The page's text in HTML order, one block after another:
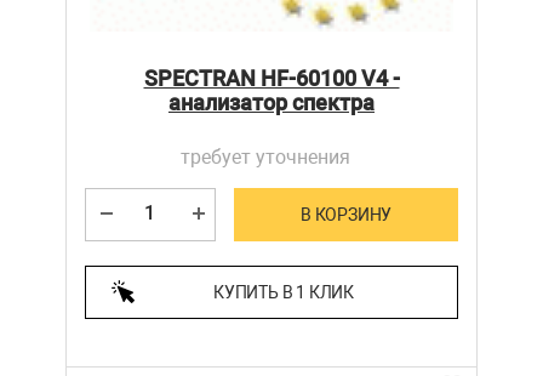
SPECTRAN HF-60100 V4 -
анализатор спектра
требует уточнения
В КОРЗИНУ
КУПИТЬ В 1 КЛИК